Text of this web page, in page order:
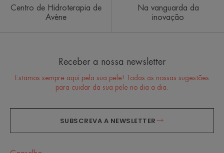
Centro de Hidroterapia de
Avène
Na vanguarda da
inovação
Receber a nossa newsletter
Estamos sempre aqui pela sua pele! Todas as nossas sugestões
para cuidar da sua pele no dia a dia.
SUBSCREVA A NEWSLETTER